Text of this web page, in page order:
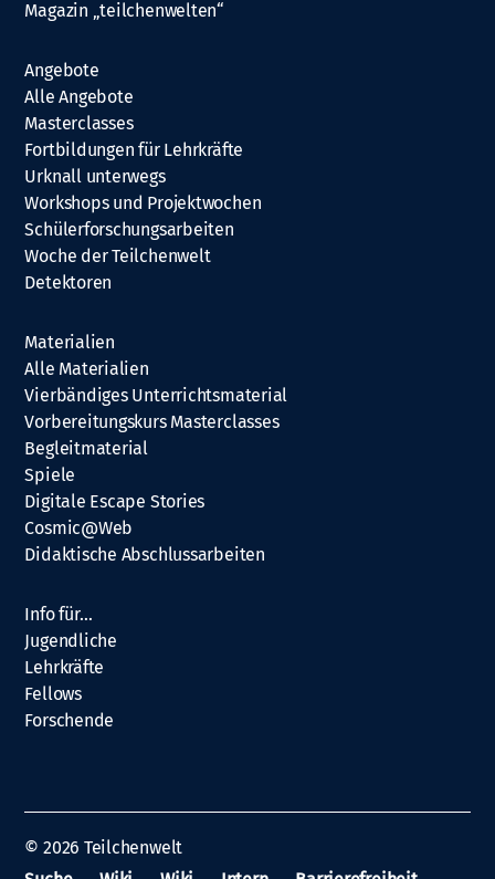
Magazin „teilchenwelten“
Angebote
Alle Angebote
Masterclasses
Fortbildungen für Lehrkräfte
Urknall unterwegs
Workshops und Projektwochen
Schülerforschungsarbeiten
Woche der Teilchenwelt
Detektoren
Materialien
Alle Materialien
Vierbändiges Unterrichtsmaterial
Vorbereitungskurs Masterclasses
Begleitmaterial
Spiele
Digitale Escape Stories
Cosmic@Web
Didaktische Abschlussarbeiten
Info für…
Jugendliche
Lehrkräfte
Fellows
Forschende
© 2026 Teilchenwelt